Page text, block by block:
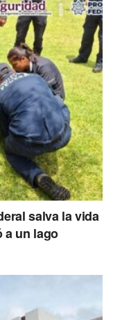
organización del
cambios
5 de junio de 2026
salva la vida
a un lago